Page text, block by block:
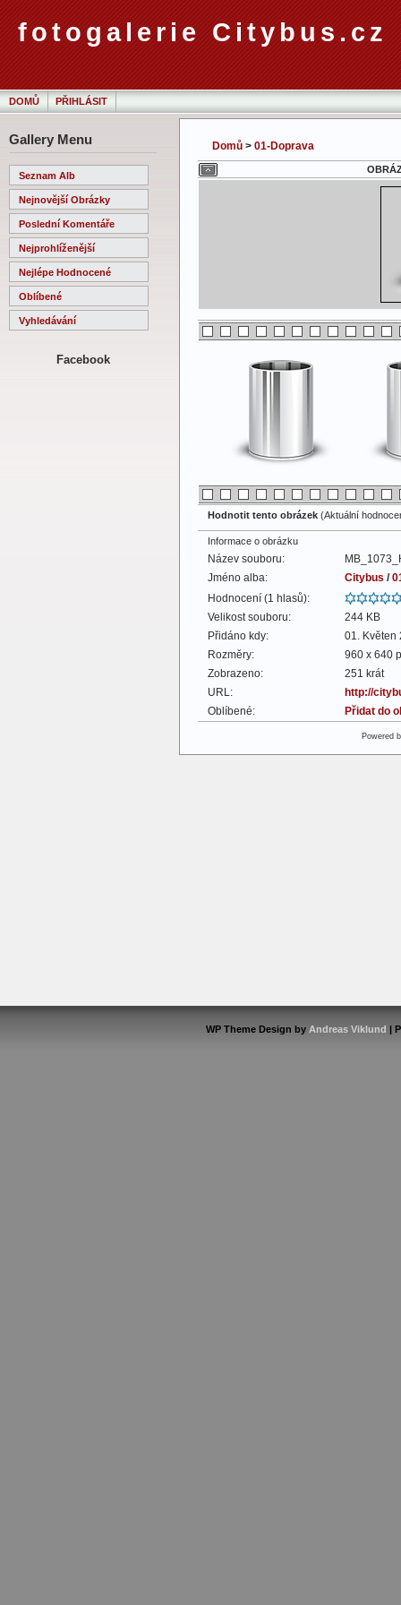
fotogalerie Citybus.cz
DOMŮ PŘIHLÁSIT
Gallery Menu
Seznam Alb
Nejnovější Obrázky
Poslední Komentáře
Nejprohlíženější
Nejlépe Hodnocené
Oblíbené
Vyhledávání
Facebook
Domů > 01-Doprava
Hodnotit tento obrázek (Aktuální
Informace o obrázku
Název souboru:
Jméno alba:
Citybus /
Hodnocení (1 hlasů):
Velikost souboru:
244 KB
Přidáno kdy:
01. Květen
Rozměry:
960 x 640
Zobrazeno:
251 krát
URL:
http://
Oblíbené:
Přidat do
Powered
WP Theme Design by Andreas Viklund |